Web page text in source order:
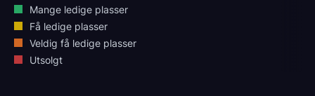
Mange ledige plasser
Få ledige plasser
Veldig få ledige plasser
Utsolgt